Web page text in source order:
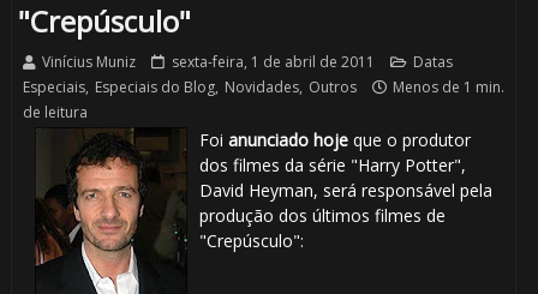
"Crepúsculo"
Vinícius Muniz sexta-feira, 1 de abril de 2011
Datas
Especiais, Especiais do Blog, Novidades, Outros
Menos de 1 min.
de leitura
Foi anunciado hojeque o produtor
dos filmes da série "Harry Potter",
David Heyman, será responsável pela
produção dos últimos filmes de
"Crepúsculo":